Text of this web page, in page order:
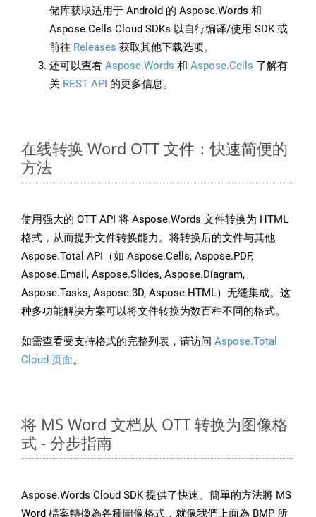
储库获取适用于 Android 的 Aspose.Words 和
Aspose.Cells Cloud SDKs 以自行编译/使用 SDK 或
前往 Releases 获取其他下载选项。
还可以查看 Aspose.Words 和 Aspose.Cells 了解有
关 REST API 的更多信息。
在线转换 Word OTT 文件：快速简便的
方法
使用强大的 OTT API 将 Aspose.Words 文件转换为 HTML
格式，从而提升文件转换能力。将转换后的文件与其他
Aspose.Total API（如 Aspose.Cells, Aspose.PDF,
Aspose.Email, Aspose.Slides, Aspose.Diagram,
Aspose.Tasks, Aspose.3D, Aspose.HTML）无缝集成。这
种多功能解决方案可以将文件转换为数百种不同的格式。
如需查看受支持格式的完整列表，请访问 Aspose.Total
Cloud 页面。
将 MS Word 文档从 OTT 转换为图像格
式 - 分步指南
Aspose.Words Cloud SDK 提供了快速、簡單的方法將 MS
Word 檔案轉換為各種圖像格式，就像我們上面為 BMP 所